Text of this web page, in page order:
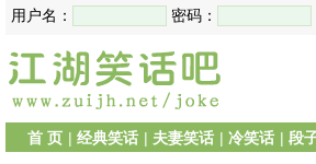
用户名： 密码：
首 页 | 经典笑话 | 夫妻笑话 | 冷笑话 | 段